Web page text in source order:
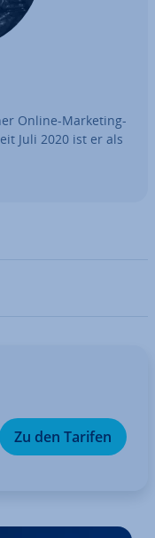
Online-Marketing-
Juli 2020 ist er als
Zu den Tarifen